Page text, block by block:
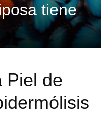
tiene
Piel de